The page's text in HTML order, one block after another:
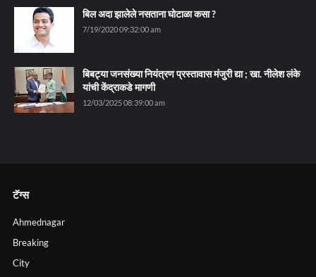
बिल अदा झालेले नसताना घोटाळा कसा ?
7/19/2020 09:32:00 am
बिबट्या जनसंख्या नियंत्रण प्रस्तावास मंजुरी द्या ; खा. नीलेश लंके
यांची केंद्राकडे मागणी
12/03/2025 08:39:00 am
टॅग्स
Ahmednagar
Breaking
City